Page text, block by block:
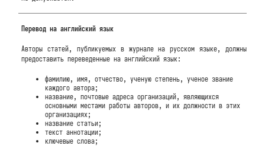
Перевод на английский язык
Авторы статей, публикуемых в журнале на русском языке, должны
предоставить переведенные на английский язык:
фамилию, имя, отчество, ученую степень, ученое звание
каждого автора;
название, почтовые адреса организаций, являющихся
основными местами работы авторов, и их должности в этих
организациях;
название статьи;
текст аннотации;
ключевые слова;